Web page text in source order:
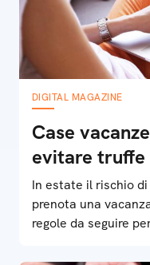
DIGITAL MAGAZINE
Case
evitare truffe
In estate il rischio
prenota una
regole da seguire